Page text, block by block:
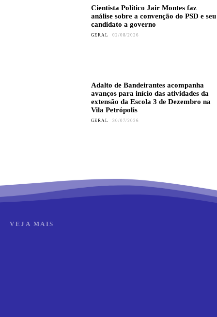
Cientista Político Jair Montes faz
análise sobre a convenção do PSD e seu
candidato a governo
GERAL 02/08/2026
Adalto de Bandeirantes acompanha
avanços para início das atividades da
extensão da Escola 3 de Dezembro na
Vila Petrópolis
GERAL 30/07/2026
VEJA MAIS